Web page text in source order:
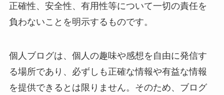
正確性、安全性、有用性等について一切の責任を
負わないことを明示するものです。
個人ブログは、個人の趣味や感想を自由に発信す
る場所であり、必ずしも正確な情報や有益な情報
を提供できるとは限りません。そのため、ブログ